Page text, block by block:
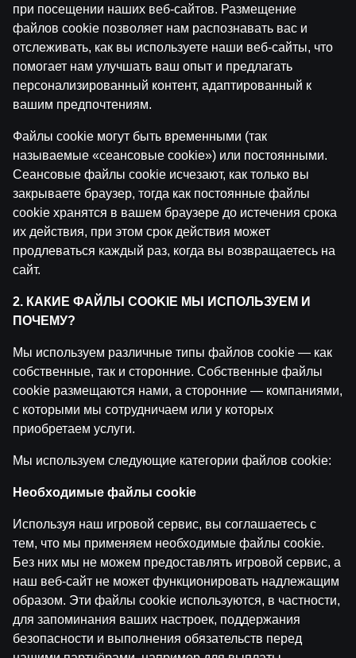
Ģenerāļa un Buļa Naglas | 8.Sezona 41.Epizode
byDāvis 14 июл. 2026 г.
ĢENERĀĻA UN BUĻA NAGLAS
Ģenerāļa un Buļa Naglas | 8.Sezona 40.Epizode
byDāvis 17 июн. 2026 г.
ĢENERĀĻA UN BUĻA NAGLAS
при посещении наших веб-сайтов. Размещение
файлов cookie позволяет нам распознавать вас и
отслеживать, как вы используете наши веб-сайты, что
помогает нам улучшать ваш опыт и предлагать
персонализированный контент, адаптированный к
вашим предпочтениям.
Файлы cookie могут быть временными (так
называемые «сеансовые cookie») или постоянными.
Сеансовые файлы cookie исчезают, как только вы
закрываете браузер, тогда как постоянные файлы
cookie хранятся в вашем браузере до истечения срока
их действия, при этом срок действия может
продлеваться каждый раз, когда вы возвращаетесь на
сайт.
2. КАКИЕ ФАЙЛЫ COOKIE МЫ ИСПОЛЬЗУЕМ И
ПОЧЕМУ?
Мы используем различные типы файлов cookie — как
собственные, так и сторонние. Собственные файлы
cookie размещаются нами, а сторонние — компаниями,
с которыми мы сотрудничаем или у которых
приобретаем услуги.
Мы используем следующие категории файлов cookie:
Необходимые файлы cookie
Используя наш игровой сервис, вы соглашаетесь с
тем, что мы применяем необходимые файлы cookie.
Без них мы не можем предоставлять игровой сервис, а
наш веб-сайт не может функционировать надлежащим
образом. Эти файлы cookie используются, в частности,
для запоминания ваших настроек, поддержания
безопасности и выполнения обязательств перед